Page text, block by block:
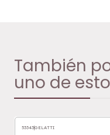
También
uno de
53343|GELATTI